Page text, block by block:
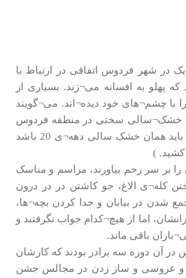
در شهر فردوس اتفاقی در ارتباط با
که پهلو به افسانه می¬زند. بسیاری از
با چشم¬های خود دیده¬اند. می¬گویند
60 سال قبل خشک¬سالی سختی در منطقه فردوس
به وقوع پیوست ( احتمالاً باید همان خشک سالی دهه¬ی 20 باشد
)
بر سر رحم بياورند، مراسم و مناسک
کله¬ی الاغ، جو کاشتن در در درون
شدن در بیابان و جدا کردن بچه¬ها،
اما از هیچ¬کدام جواب نگرفتند و
باقی ماند.
آن دوره سه برادر بودند که کارشان
عروسی و ساز زدن در مجالس جشن